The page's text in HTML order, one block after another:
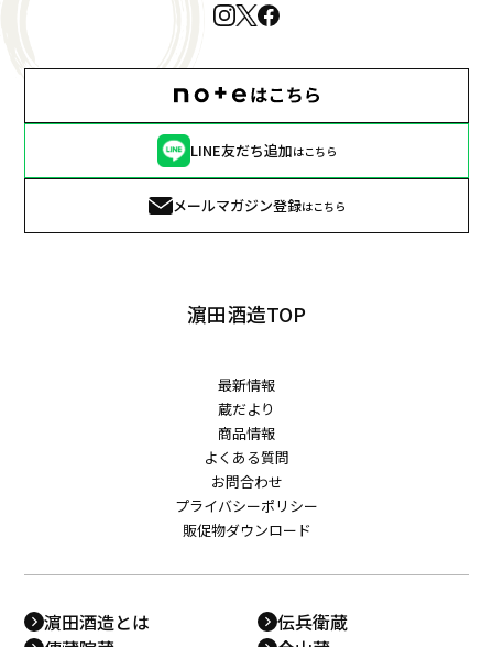
LINE友だち追加はこちら
メールマガジン登録はこちら
濵田酒造TOP
最新情報
蔵だより
商品情報
よくある質問
お問合わせ
プライバシーポリシー
販促物ダウンロード
濵田酒造とは
伝兵衛蔵